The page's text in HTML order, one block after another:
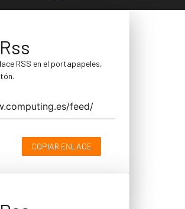
RSS en el portapapeles,
COPIAR ENLACE